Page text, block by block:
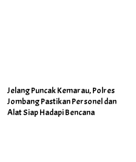
Jelang Puncak Kemarau, Polres
Jombang Pastikan Personel dan
Alat Siap Hadapi Bencana